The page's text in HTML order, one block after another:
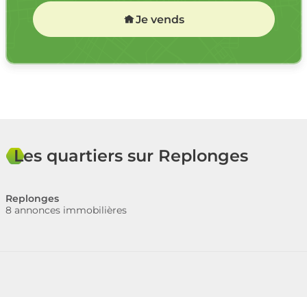
Je vends
Les quartiers sur Replonges
Replonges
8 annonces immobilières